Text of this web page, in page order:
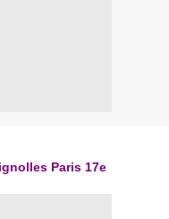
Paris 17e